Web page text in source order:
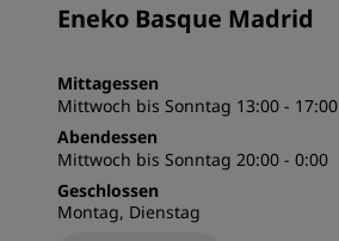
Eneko Basque Madrid
Mittagessen
Mittwoch bis Sonntag 13:00 - 17:00
Abendessen
Mittwoch bis Sonntag 20:00 - 0:00
Geschlossen
Montag, Dienstag